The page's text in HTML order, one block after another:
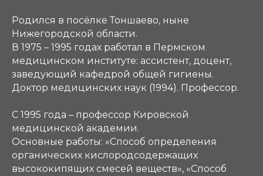
Родился в посёлке Тоншаево, ныне
Нижегородской области.
В 1975 – 1995 годах работал в Пермском
медицинском институте: ассистент, доцент,
заведующий кафедрой общей гигиены.
Доктор медицинских наук (1994). Профессор.
С 1995 года – профессор Кировской
медицинской академии.
Основные работы: «Способ определения
органических кислородсодержащих
высококипящих смесей веществ», «Способ